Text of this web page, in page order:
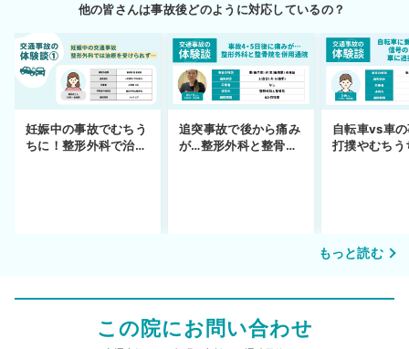
他の皆さんは事故後どのように対応しているの？
妊娠中の事故でむちう
ちに！整形外科で治療
追突事故で後から痛み
が…整形外科と整骨院
自転車vs車
打撲やむちう
もっと読む
この院にお問い合わせ